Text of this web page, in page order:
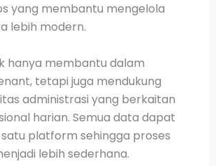
yang membantu mengelola
lebih modern.
hanya membantu dalam
tetapi juga mendukung
administrasi yang berkaitan
harian. Semua data dapat
platform sehingga proses
lebih sederhana.